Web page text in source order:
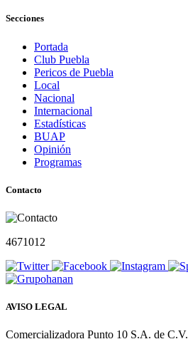
Secciones
Portada
Club Puebla
Pericos de Puebla
Local
Nacional
Internacional
Estadísticas
BUAP
Opinión
Programas
Contacto
4671012
AVISO LEGAL
Comercializadora Punto 10 S.A. de C.V.